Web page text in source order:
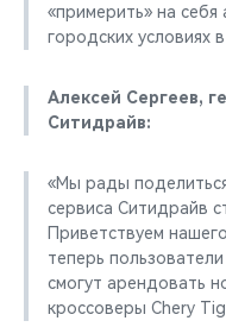
«примерить» на
городских условиях
Алексей Сергеев,
Ситидрайв:
«Мы рады
сервиса Ситидрайв
Приветствуем
теперь
смогут арендовать
кроссоверы Chery